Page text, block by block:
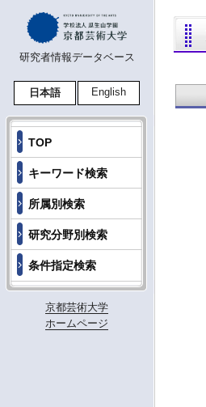
研究者情報データベース
日本語 English
TOP
キーワード検索
所属別検索
研究分野別検索
条件指定検索
京都芸術大学
ホームページ